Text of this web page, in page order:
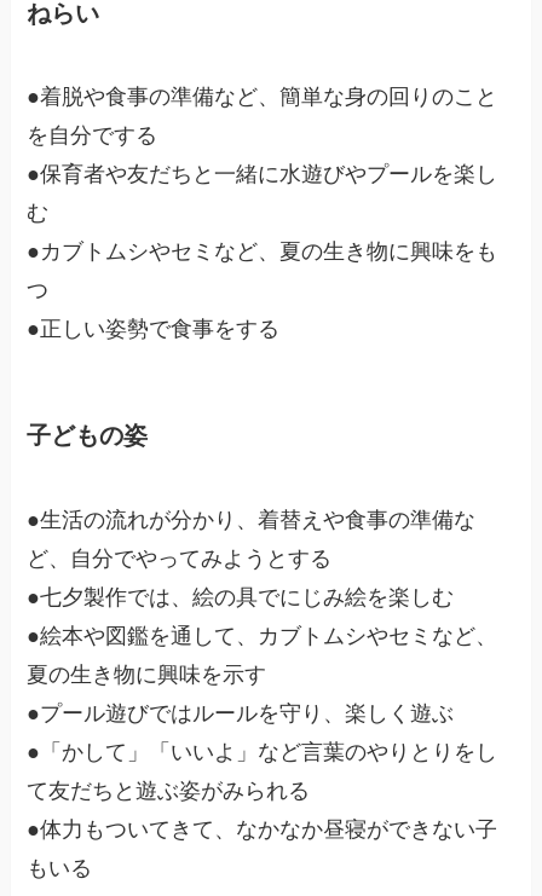
ねらい
●着脱や食事の準備など、簡単な身の回りのこと
を自分でする
●保育者や友だちと一緒に水遊びやプールを楽し
む
●カブトムシやセミなど、夏の生き物に興味をも
つ
●正しい姿勢で食事をする
子どもの姿
●生活の流れが分かり、着替えや食事の準備な
ど、自分でやってみようとする
●七夕製作では、絵の具でにじみ絵を楽しむ
●絵本や図鑑を通して、カブトムシやセミなど、
夏の生き物に興味を示す
●プール遊びではルールを守り、楽しく遊ぶ
●「かして」「いいよ」など言葉のやりとりをし
て友だちと遊ぶ姿がみられる
●体力もついてきて、なかなか昼寝ができない子
もいる